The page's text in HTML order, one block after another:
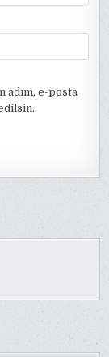
adım, e-posta